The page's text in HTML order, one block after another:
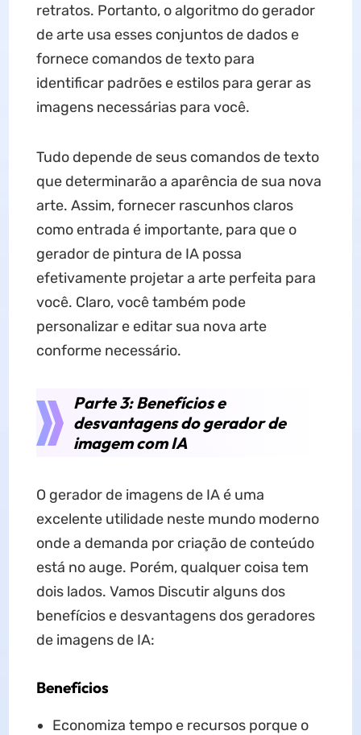
retratos. Portanto, o algoritmo do gerador
de arte usa esses conjuntos de dados e
fornece comandos de texto para
identificar padrões e estilos para gerar as
imagens necessárias para você.
Tudo depende de seus comandos de texto
que determinarão a aparência de sua nova
arte. Assim, fornecer rascunhos claros
como entrada é importante, para que o
gerador de pintura de IA possa
efetivamente projetar a arte perfeita para
você. Claro, você também pode
personalizar e editar sua nova arte
conforme necessário.
Parte 3: Benefícios e
desvantagens do gerador de
imagem com IA
O gerador de imagens de IA é uma
excelente utilidade neste mundo moderno
onde a demanda por criação de conteúdo
está no auge. Porém, qualquer coisa tem
dois lados. Vamos Discutir alguns dos
benefícios e desvantagens dos geradores
de imagens de IA:
Benefícios
Economiza tempo e recursos porque o